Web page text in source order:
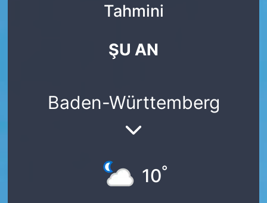
Tahmini
ŞU AN
Baden-Württemberg
10°